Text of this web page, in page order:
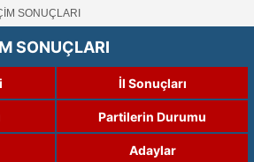
SONUÇLARI
SONUÇLARI
İl Sonuçları
Partilerin Durumu
Adaylar